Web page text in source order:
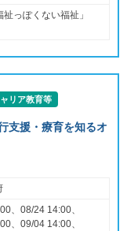
っぽくない福祉」
リア教育等
支援・療育を知るオ
、08/24 14:00、
、09/04 14:00、